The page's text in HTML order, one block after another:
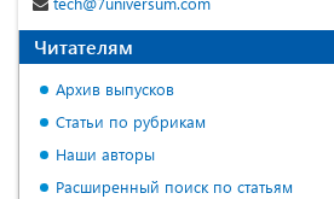
Читателям
Архив выпусков
Статьи по рубрикам
Наши авторы
Расширенный поиск по статьям